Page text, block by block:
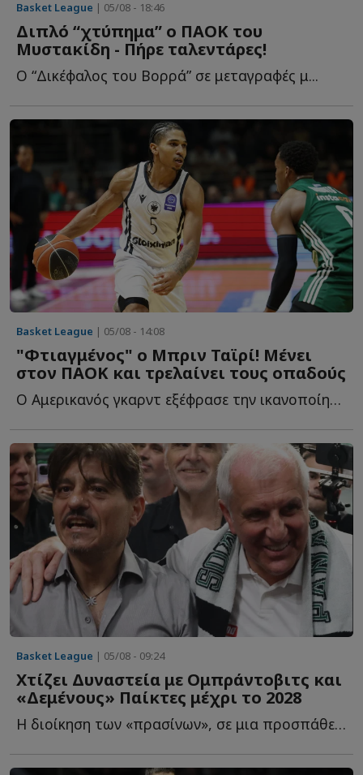
Basket League | 05/08 - 18:46
Διπλό “χτύπημα” ο ΠΑΟΚ του
Μυστακίδη - Πήρε ταλεντάρες!
Ο “Δικέφαλος του Βορρά” σε μεταγραφές μ...
Basket League | 05/08 - 14:08
"Φτιαγμένος" ο Μπριν Ταϊρί! Μένει
στον ΠΑΟΚ και τρελαίνει τους οπαδούς
Ο Αμερικανός γκαρντ εξέφρασε την ικανοποίησή του για τ...
Basket League | 05/08 - 09:24
Χτίζει Δυναστεία με Ομπράντοβιτς και
«Δεμένους» Παίκτες μέχρι το 2028
Η διοίκηση των «πρασίνων», σε μια προσπάθεια να επαναφέρει τ...